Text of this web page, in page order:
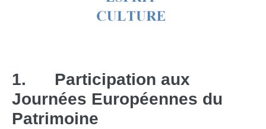
1. Participation aux
Journées Européennes du
Patrimoine